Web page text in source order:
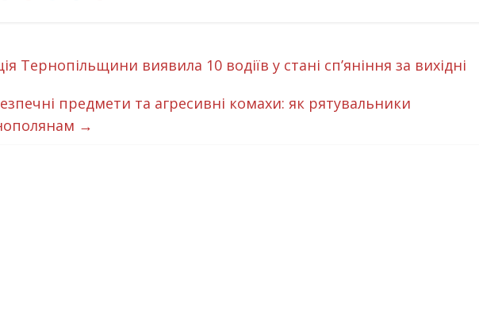
Тернопільщини виявила 10 водіїв у стані сп’яніння за вихідні
предмети та агресивні комахи: як рятувальники
→